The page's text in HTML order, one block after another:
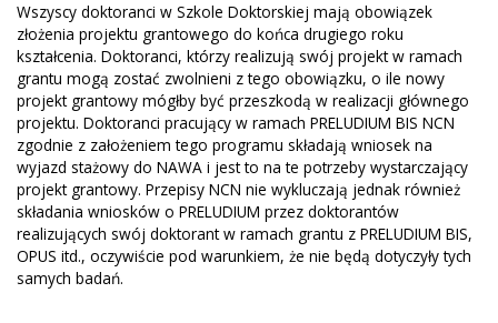
Wszyscy doktoranci w Szkole Doktorskiej mają obowiązek
złożenia projektu grantowego do końca drugiego roku
kształcenia. Doktoranci, którzy realizują swój projekt w ramach
grantu mogą zostać zwolnieni z tego obowiązku, o ile nowy
projekt grantowy mógłby być przeszkodą w realizacji głównego
projektu. Doktoranci pracujący w ramach PRELUDIUM BIS NCN
zgodnie z założeniem tego programu składają wniosek na
wyjazd stażowy do NAWA i jest to na te potrzeby wystarczający
projekt grantowy. Przepisy NCN nie wykluczają jednak również
składania wniosków o PRELUDIUM przez doktorantów
realizujących swój doktorant w ramach grantu z PRELUDIUM BIS,
OPUS itd., oczywiście pod warunkiem, że nie będą dotyczyły tych
samych badań.